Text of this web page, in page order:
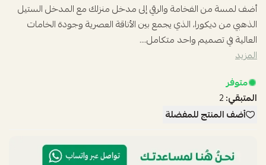
أضف لمسة من الفخامة والرقي إلى مدخل منزلك مع المدخل الستيل
الذهبي من ديكورا، الذي يجمع بين الأناقة العصرية وجودة الخامات
العالية في تصميم واحد متكامل....
المزيد
متوفر
المتبقي:2
أضف المنتج للمفضلة